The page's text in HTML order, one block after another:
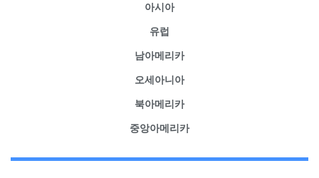
아시아
유럽
남아메리카
오세아니아
북아메리카
중앙아메리카